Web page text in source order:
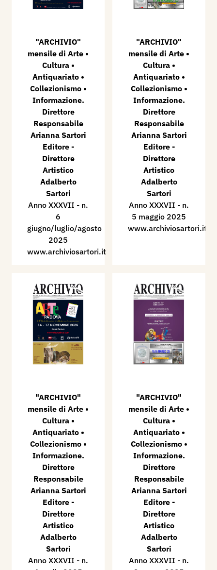
"ARCHIVIO"
mensile di Arte •
Cultura •
Antiquariato •
Collezionismo •
Informazione.
Direttore
Responsabile
Arianna Sartori
Editore -
Direttore
Artistico
Adalberto
Sartori
Anno XXXVII - n.
6
giugno/luglio/agosto
2025
www.archiviosartori.it
​"ARCHIVIO"
mensile di Arte •
Cultura •
Antiquariato •
Collezionismo •
Informazione.
Direttore
Responsabile
Arianna Sartori
Editore -
Direttore
Artistico
Adalberto
Sartori​
Anno XXXVII - n.
5 maggio 2025
www.archiviosartori.it
"ARCHIVIO"
mensile di Arte •
Cultura •
Antiquariato •
Collezionismo •
Informazione.
Direttore
Responsabile
Arianna Sartori
Editore -
Direttore
Artistico
Adalberto
Sartori
Anno XXXVII - n.
"ARCHIVIO"
mensile di Arte •
Cultura •
Antiquariato •
Collezionismo •
Informazione.
Direttore
Responsabile
Arianna Sartori
Editore -
Direttore
Artistico
Adalberto
Sartori
Anno XXXVII - n.